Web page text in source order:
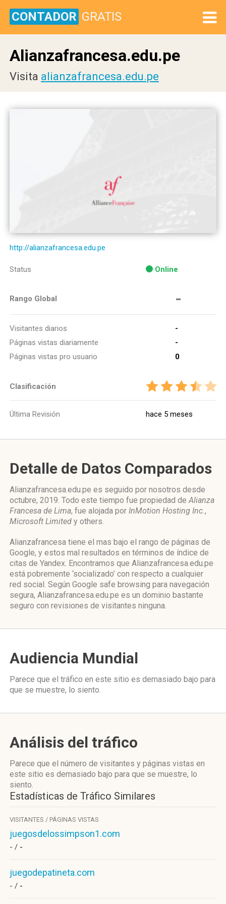
CONTADOR GRATIS
Alianzafrancesa.edu.pe
Visita alianzafrancesa.edu.pe
http://alianzafrancesa.edu.pe
Status Online
Rango Global -
Visitantes diarios
-
Páginas vistas diariamente
-
Páginas vistas pro usuario
0
Clasificación
Última Revisión hace 5 meses
Detalle de Datos Comparados
Alianzafrancesa.edu.pe es seguido por nosotros desde
octubre, 2019. Todo este tiempo fue propiedad deAlianza
Francesa de Lima, fue alojada por InMotion Hosting Inc.,
Microsoft Limited y others.
Alianzafrancesa tiene el mas bajo el rango de páginas de
Google, y estos mal resultados en términos de índice de
citas de Yandex. Encontramos que Alianzafrancesa.edu.pe
está pobremente ‘socializado’ con respecto a cualquier
red social. Según Google safe browsing para navegación
segura, Alianzafrancesa.edu.pe es un dominio bastante
seguro con revisiones de visitantes ninguna.
Audiencia Mundial
Parece que el tráfico en este sitio es demasiado bajo para
que se muestre, lo siento.
Análisis del tráfico
Parece que el número de visitantes y páginas vistas en
este sitio es demasiado bajo para que se muestre, lo
siento.
Estadísticas de Tráfico Similares
VISITANTES / PÁGINAS VISTAS
juegosdelossimpson1.com
- / -
juegodepatineta.com
- / -